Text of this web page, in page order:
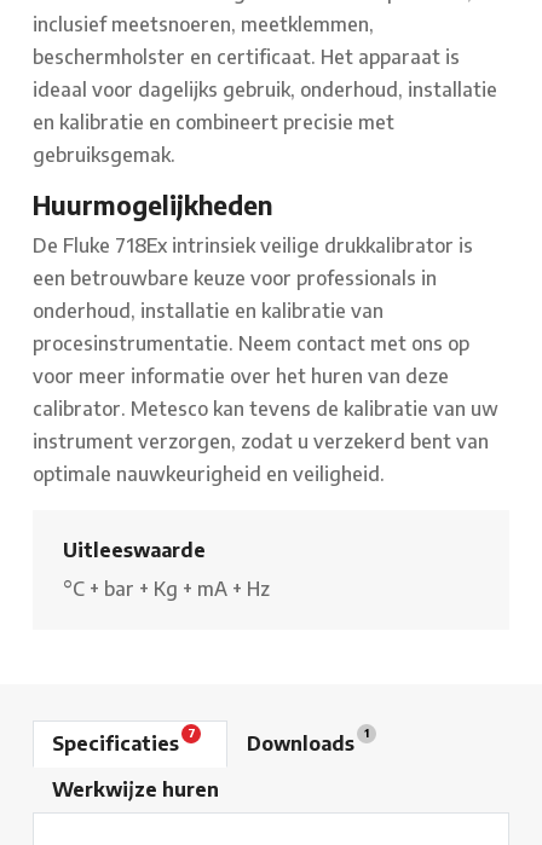
inclusief meetsnoeren, meetklemmen,
beschermholster en certificaat. Het apparaat is
ideaal voor dagelijks gebruik, onderhoud, installatie
en kalibratie en combineert precisie met
gebruiksgemak.
Huurmogelijkheden
De Fluke 718Ex intrinsiek veilige drukkalibrator is
een betrouwbare keuze voor professionals in
onderhoud, installatie en kalibratie van
procesinstrumentatie. Neem contact met ons op
voor meer informatie over het huren van deze
calibrator. Metesco kan tevens de kalibratie van uw
instrument verzorgen, zodat u verzekerd bent van
optimale nauwkeurigheid en veiligheid.
Uitleeswaarde
°C + bar + Kg + mA + Hz
Specificaties 7 Downloads 1
Werkwijze huren